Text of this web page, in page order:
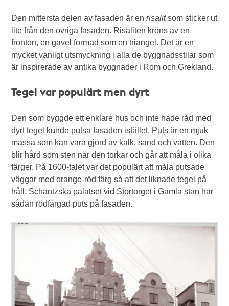
Den mittersta delen av fasaden är enrisalitsom sticker ut
lite från den övriga fasaden. Risaliten kröns av en
fronton, en gavel formad som en triangel. Det är en
mycket vanligt utsmyckning i alla de byggnadsstilar som
är inspirerade av antika byggnader i Rom och Grekland.
Tegel var populärt men dyrt
Den som byggde ett enklare hus och inte hade råd med
dyrt tegel kunde putsa fasaden istället. Puts är en mjuk
massa som kan vara gjord av kalk, sand och vatten. Den
blir hård som sten när den torkar och går att måla i olika
färger. På 1600-talet var det populärt att måla putsade
väggar med orange-röd färg så att det liknade tegel på
håll. Schantzska palatset vid Stortorget i Gamla stan har
sådan rödfärgad puts på fasaden.